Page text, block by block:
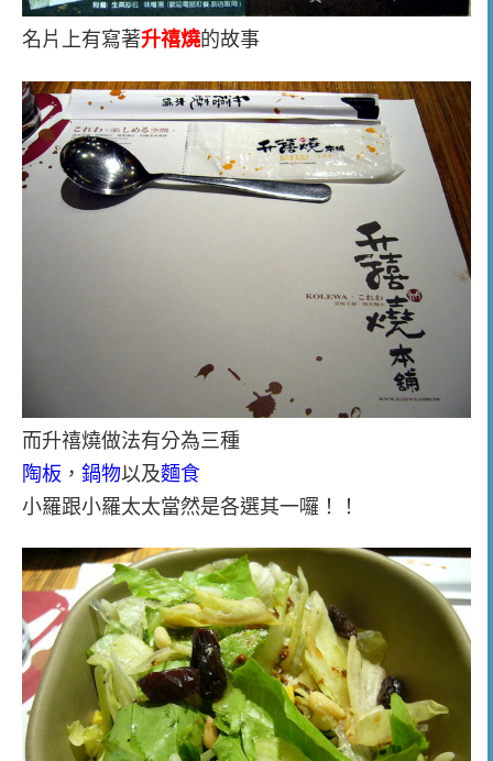
名片上有寫著升禧燒的故事
而升禧燒做法有分為三種
陶板 ， 鍋物以及麵食
小羅跟小羅太太當然是各選其一囉！！